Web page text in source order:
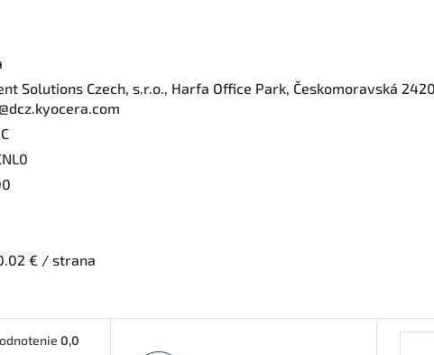
Solutions Czech, s.r.o., Harfa Office Park, Českomoravská
€ / strana
0,0